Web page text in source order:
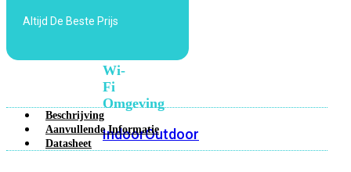
Fi
Wi-
Fi
Omgeving
IndoorOutdoor
Altijd De Beste Prijs
Beschrijving
Aanvullende Informatie
Datasheet